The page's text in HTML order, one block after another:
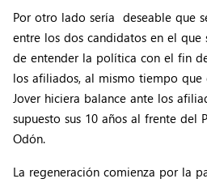
Por otro lado sería deseable que
entre los dos candidatos en el que
de entender la política con el fin
los afiliados, al mismo tiempo que
Jover hiciera balance ante los
supuesto sus 10 años al frente del
Odón.
La regeneración comienza por la